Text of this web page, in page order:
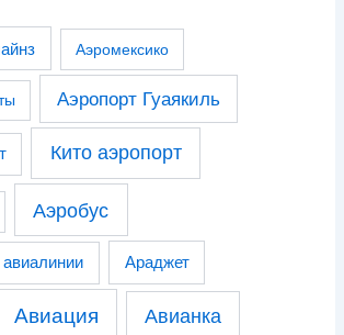
Аэромексико
Аэропорт Гуаякиль
Кито аэропорт
Аэробус
Араджет
Авиация Авианка